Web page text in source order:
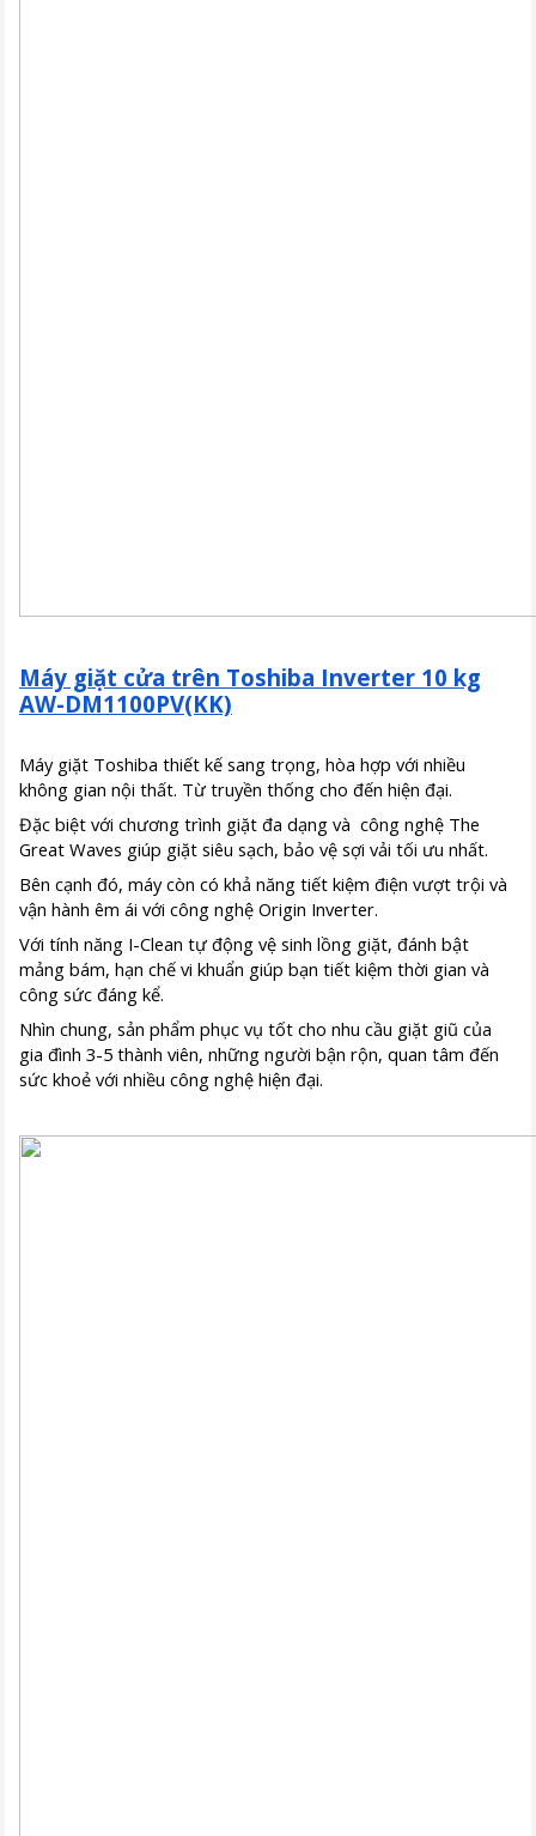
Máy giặt cửa trên Toshiba Inverter 10 kg
AW-DM1100PV(KK)
Máy giặt Toshiba thiết kế sang trọng, hòa hợp với nhiều
không gian nội thất. Từ truyền thống cho đến hiện đại.
Đặc biệt với chương trình giặt đa dạng và công nghệ The
Great Waves giúp giặt siêu sạch, bảo vệ sợi vải tối ưu nhất.
Bên cạnh đó, máy còn có khả năng tiết kiệm điện vượt trội và
vận hành êm ái với công nghệ Origin Inverter.
Với tính năng I-Clean tự động vệ sinh lồng giặt, đánh bật
mảng bám, hạn chế vi khuẩn giúp bạn tiết kiệm thời gian và
công sức đáng kể.
Nhìn chung, sản phẩm phục vụ tốt cho nhu cầu giặt giũ của
gia đình 3-5 thành viên, những người bận rộn, quan tâm đến
sức khoẻ với nhiều công nghệ hiện đại.